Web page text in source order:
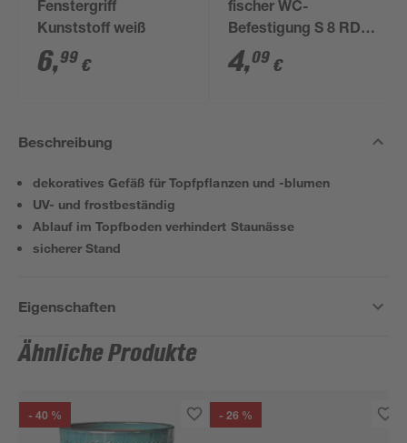
Fenstergriff
Kunststoff weiß
6,99 €
fischer WC-
Befestigung S 8 RD
80 2 Stück
4,09 €
Beschreibung
dekoratives Gefäß für Topfpflanzen und -blumen
UV- und frostbeständig
Ablauf im Topfboden verhindert Staunässe
sicherer Stand
Eigenschaften
Ähnliche Produkte
- 40 % - 26 %